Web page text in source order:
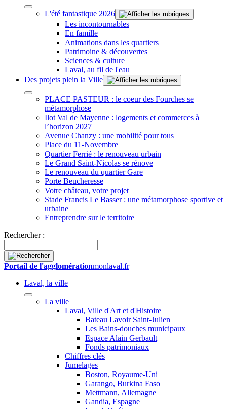
L'été fantastique 2026
Les incontournables
En famille
Animations dans les quartiers
Patrimoine & découvertes
Sciences & culture
Laval, au fil de l'eau
Des projets plein la Ville
PLACE PASTEUR : le coeur des Fourches se
métamorphose
Ilot Val de Mayenne : logements et commerces à
l’horizon 2027
Avenue Chanzy : une mobilité pour tous
Place du 11-Novembre
Quartier Ferrié : le renouveau urbain
Le Grand Saint-Nicolas se rénove
Le renouveau du quartier Gare
Porte Beucheresse
Votre château, votre projet
Stade Francis Le Basser : une métamorphose sportive et
urbaine
Entreprendre sur le territoire
Rechercher :
Portail de l'agglomérationmonlaval.fr
Laval, la ville
La ville
Laval, Ville d'Art et d'Histoire
Bateau Lavoir Saint-Julien
Les Bains-douches municipaux
Espace Alain Gerbault
Fonds patrimoniaux
Chiffres clés
Jumelages
Boston, Royaume-Uni
Garango, Burkina Faso
Mettmann, Allemagne
Gandia, Espagne